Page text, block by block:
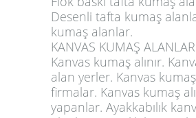
Desenli tafta kumaş
kumaş alanlar.
KANVAS KUMAŞ
Kanvas kumaş alınır.
alan yerler. Kanvas
firmalar. Kanvas kumaş
yapanlar. Ayakkabılık